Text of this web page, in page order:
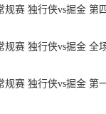
规赛 独行侠vs掘金 第
规赛 独行侠vs掘金 全
规赛 独行侠vs掘金 第